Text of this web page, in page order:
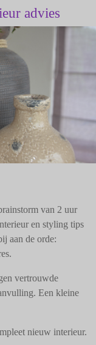
advies
van 2 uur
en styling tips
aan de orde:
vertrouwde
Een kleine
nieuw interieur.